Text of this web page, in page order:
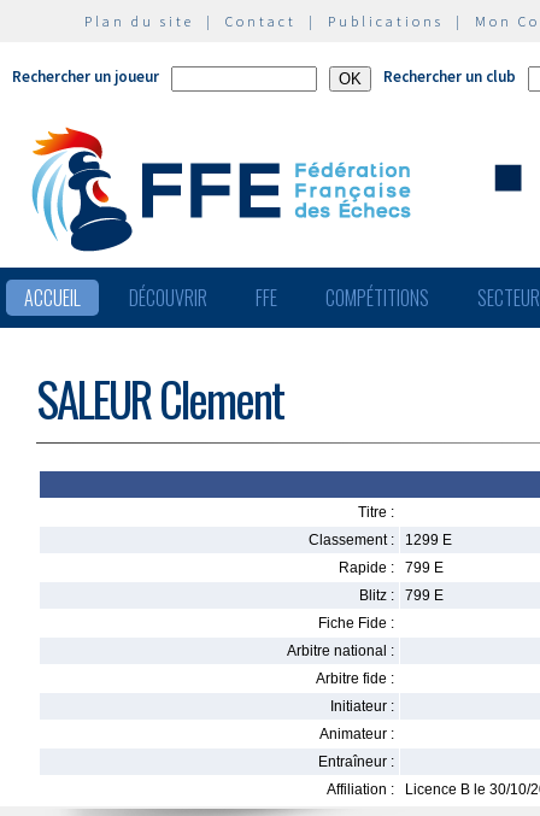
Plan du site | Contact | Publications | Mon
Rechercher un joueur Rechercher un club
ACCUEIL DÉCOUVRIR FFE COMPÉTITIONS
SALEUR Clement
Titre :
Classement :
1299 E
Rapide :
799 E
Blitz :
799 E
Fiche Fide :
Arbitre national :
Arbitre fide :
Initiateur :
Animateur :
Entraîneur :
Affiliation :
Licence B le 30/10/